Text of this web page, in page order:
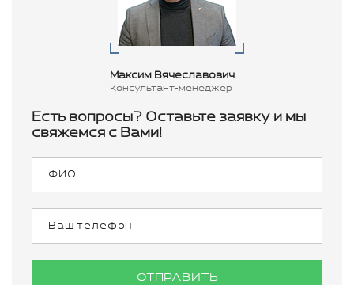
Максим Вячеславович
Консультант-менеджер
Есть вопросы? Оставьте заявку и мы
свяжемся с Вами!
ОТПРАВИТЬ